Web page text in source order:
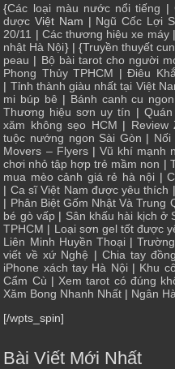
{Các loại màu nước nổi tiếng |
dược Việt Nam | Ngũ Cốc Lợi
20/11 | Các thương hiệu xe máy
nhật Hà Nội} | {Truyền thuyết
peau | Bộ bài tarot cho người
Phong Thủy TPHCM |Điêu
| Tỉnh thành giàu nhất tại Việt
mi búp bê | Bánh canh cu
Thương hiệu sơn uy tín |
xăm không sẹo HCM | Review
tuộc nướng ngon Sài Gòn | Nối
Movers – Flyers| Vũ khí mạnh
chơi nhỏ tập hợp trẻ mầm non |
mua mèo cảnh giá rẻ hà nội |
| Ca sĩ Việt Nam được yêu thích
| Phân Biệt Gốm Nhật Và Trung
bé gò vấp | Sân khấu hài kịch ở
TPHCM | Loại sơn gel tốt được
Liên Minh Huyền Thoại|
viết về xứ Nghệ | Chia tay
iPhone xách tay Hà Nội| Khu
Cẩm Cù | Xem tarot có đúng
Xăm Bong Nhanh Nhất | Ngân
[/wpts_spin]
Bài Viết Mới Nhất